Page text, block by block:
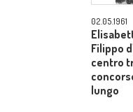
02.05.1961
Filippo
centro
lungo